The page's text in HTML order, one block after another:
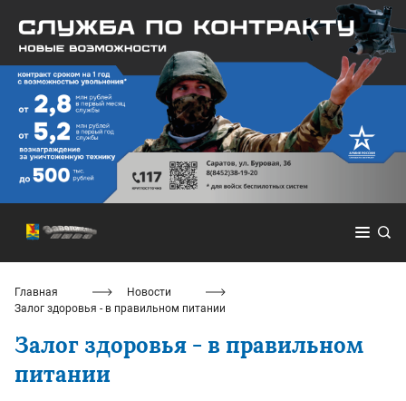
Главная
Новости
Залог здоровья - в правильном питании
Залог здоровья - в правильном
питании